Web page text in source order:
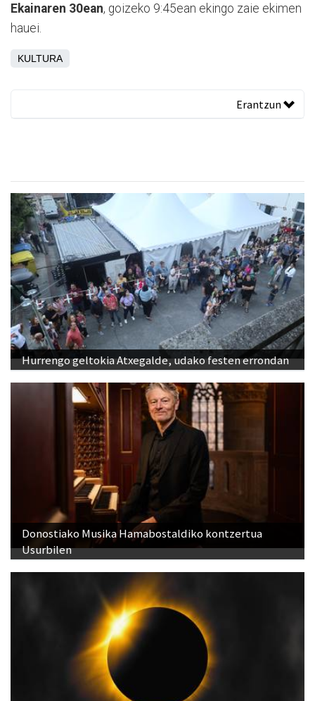
Ekainaren 30ean, goizeko 9:45ean ekingo zaie ekimen
hauei.
KULTURA
Erantzun
Hurrengo geltokia Atxegalde, udako festen errondan
Donostiako Musika Hamabostaldiko kontzertua
Usurbilen